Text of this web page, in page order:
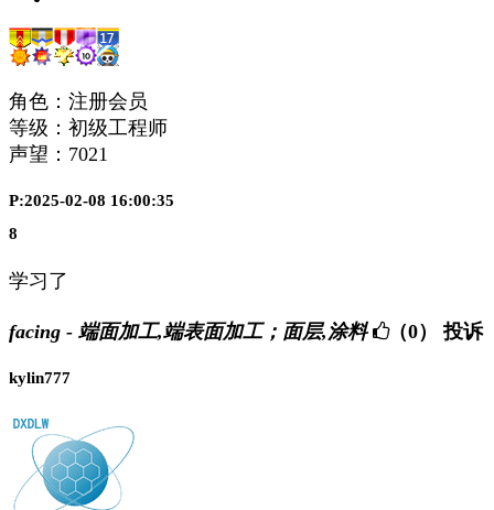
角色：注册会员
等级：初级工程师
声望： 7021
P:2025-02-08 16:00:35
8
学习了
facing - 端面加工,端表面加工；面层,涂料 （0） 投诉
kylin777